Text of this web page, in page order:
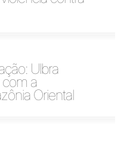
Ulbra
com a
Oriental